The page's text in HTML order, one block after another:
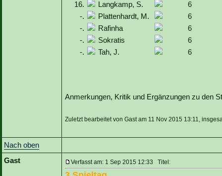
16.
Langkamp, S.
6
-.
Plattenhardt, M.
6
-.
Rafinha
6
-.
Sokratis
6
-.
Tah, J. 6
Anmerkungen, Kritik und Ergänzungen zu den
Zuletzt bearbeitet von Gast am 11 Nov 2015 13:11,
Nach oben
Gast
Verfasst am: 1 Sep 2015 12:33 Titel: